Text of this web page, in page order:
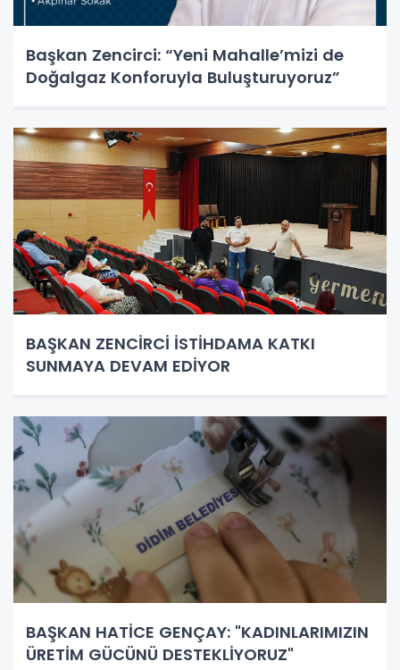
Başkan Zencirci: “Yeni Mahalle’mizi de
Doğalgaz Konforuyla Buluşturuyoruz”
BAŞKAN ZENCİRCİ İSTİHDAMA KATKI
SUNMAYA DEVAM EDİYOR
BAŞKAN HATİCE GENÇAY: "KADINLARIMIZIN
ÜRETİM GÜCÜNÜ DESTEKLİYORUZ"